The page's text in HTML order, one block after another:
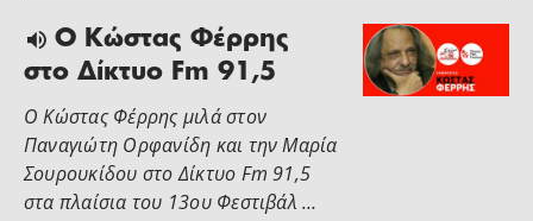
Ο Κώστας Φέρρης
στο Δίκτυο Fm 91,5
Ο Κώστας Φέρρης μιλά στον
Παναγιώτη Ορφανίδη και την Μαρία
Σουρουκίδου στο Δίκτυο Fm 91,5
στα πλαίσια του 13ου Φεστιβάλ …